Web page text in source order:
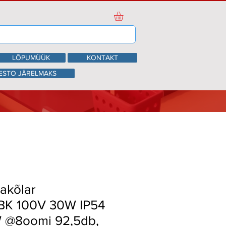
LÕPUMÜÜK
KONTAKT
JÄRELMAKS
100V 30W IP54
@8oomi 92,5db,